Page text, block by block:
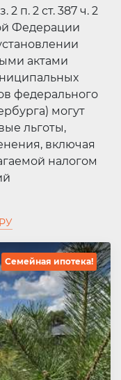
2 п. 2 ст. 387 ч. 2
Федерации
актами
федерального
могут
льготы,
включая
налогом
Семейная ипотека!